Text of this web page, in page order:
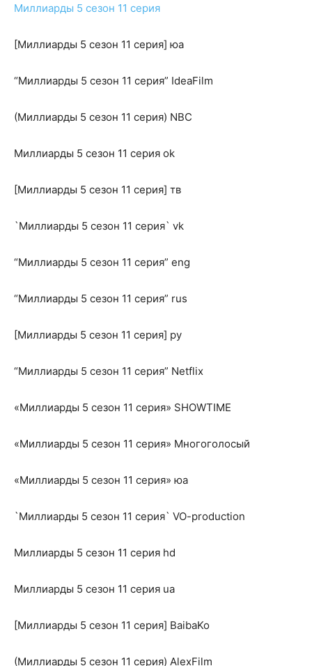
Миллиарды 5 сезон 11 серия
[Миллиарды 5 сезон 11 серия] юа
“Миллиарды 5 сезон 11 серия” IdeaFilm
(Миллиарды 5 сезон 11 серия) NBC
Миллиарды 5 сезон 11 серия ok
[Миллиарды 5 сезон 11 серия] тв
`Миллиарды 5 сезон 11 серия` vk
“Миллиарды 5 сезон 11 серия” eng
“Миллиарды 5 сезон 11 серия” rus
[Миллиарды 5 сезон 11 серия] ру
“Миллиарды 5 сезон 11 серия” Netflix
«Миллиарды 5 сезон 11 серия» SHOWTIME
«Миллиарды 5 сезон 11 серия» Многоголосый
«Миллиарды 5 сезон 11 серия» юа
`Миллиарды 5 сезон 11 серия` VO-production
Миллиарды 5 сезон 11 серия hd
Миллиарды 5 сезон 11 серия ua
[Миллиарды 5 сезон 11 серия] BaibaKo
(Миллиарды 5 сезон 11 серия) AlexFilm